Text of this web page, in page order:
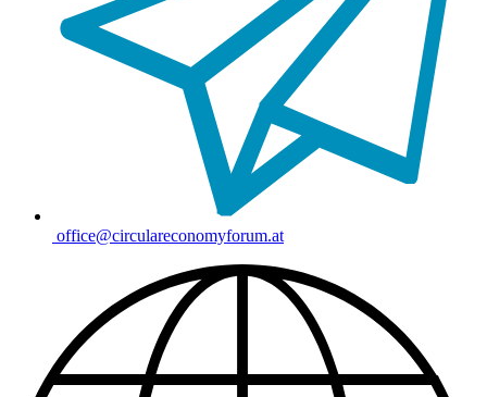
office@circulareconomyforum.at